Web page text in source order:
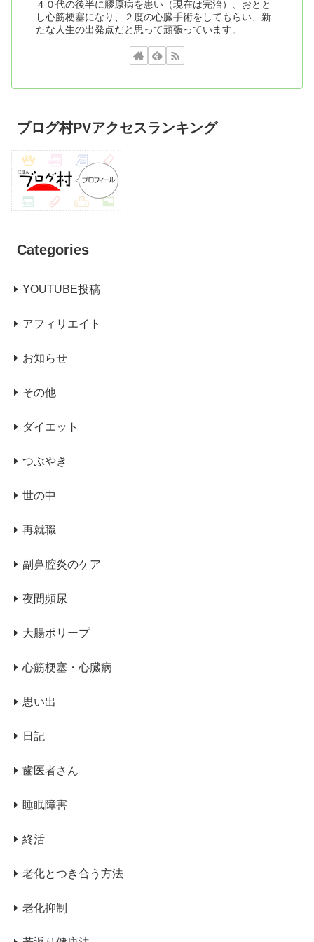
４０代の後半に膠原病を患い（現在は完治）、おとと
し心筋梗塞になり、２度の心臓手術をしてもらい、新
たな人生の出発点だと思って頑張っています。
ブログ村PVアクセスランキング
Categories
YOUTUBE投稿
アフィリエイト
お知らせ
その他
ダイエット
つぶやき
世の中
再就職
副鼻腔炎のケア
夜間頻尿
大腸ポリープ
心筋梗塞・心臓病
思い出
日記
歯医者さん
睡眠障害
終活
老化とつき合う方法
老化抑制